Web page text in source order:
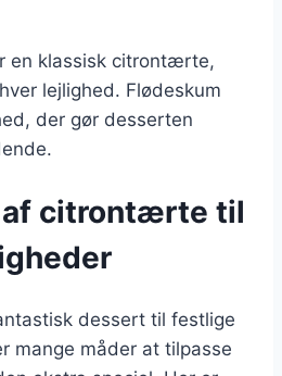
en klassisk citrontærte,
lejlighed. Flødeskum
der gør desserten
af citrontærte til
dessert til festlige
mange måder at tilpasse